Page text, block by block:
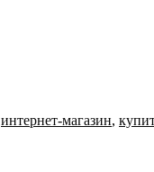
интернет-магазин,